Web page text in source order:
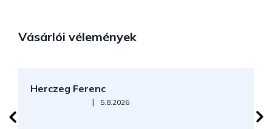
Vásárlói vélemények
Herczeg Ferenc
Az áruház értékelése 5-ből 5 csillag.
| 5.8.2026